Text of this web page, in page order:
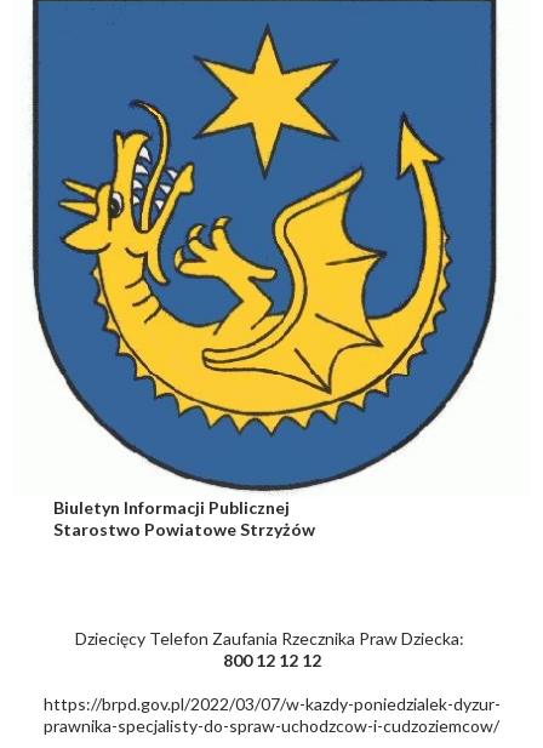
Biuletyn Informacji Publicznej
Starostwo Powiatowe Strzyżów
Dziecięcy Telefon Zaufania Rzecznika Praw Dziecka:
800 12 12 12
https://brpd.gov.pl/2022/03/07/w-kazdy-poniedzialek-dyzur-
prawnika-specjalisty-do-spraw-uchodzcow-i-cudzoziemcow/